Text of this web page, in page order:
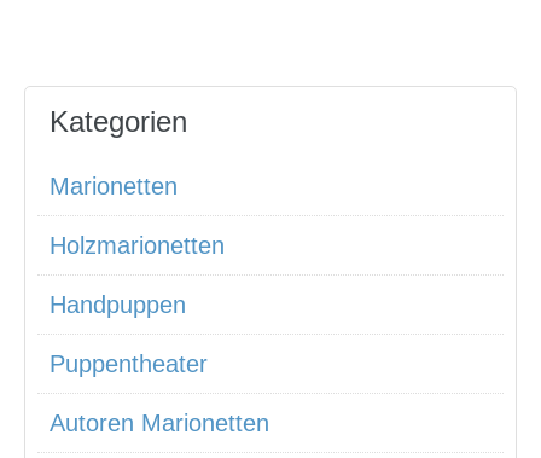
Kategorien
Marionetten
Holzmarionetten
Handpuppen
Puppentheater
Autoren Marionetten